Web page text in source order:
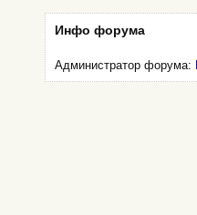
Инфо форума
Администратор форума: